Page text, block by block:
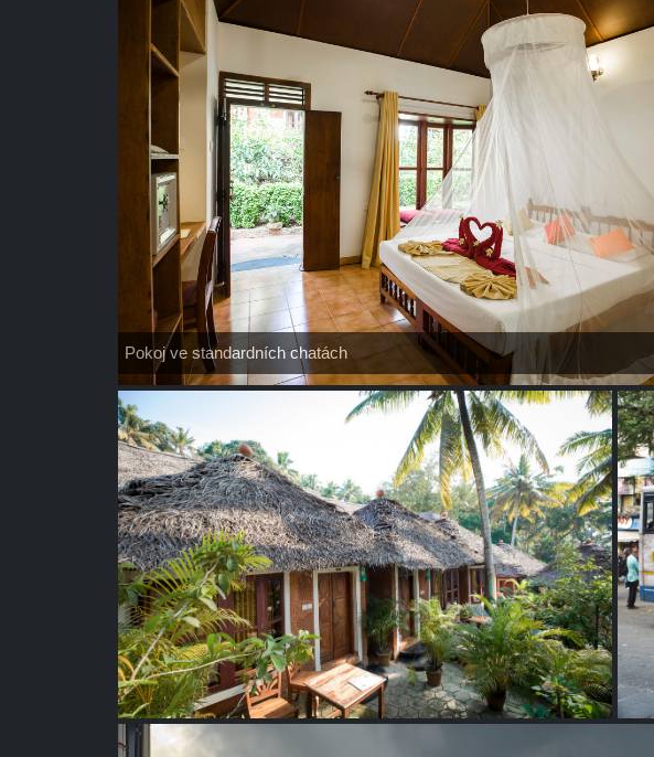
Pokoj ve standardních chatách